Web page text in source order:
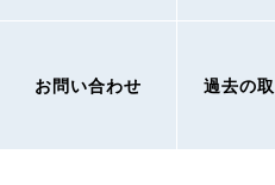
お問い合わせ 過去の